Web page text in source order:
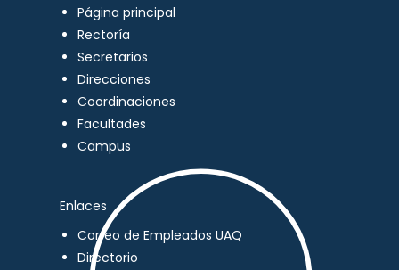
Página principal
Rectoría
Secretarios
Direcciones
Coordinaciones
Facultades
Campus
Enlaces
Correo de Empleados UAQ
Directorio